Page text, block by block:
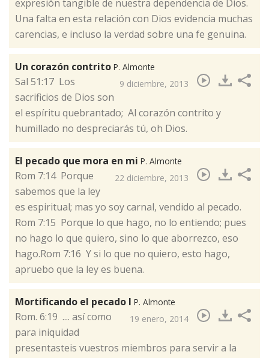
expresión tangible de nuestra dependencia de Dios.
Una falta en esta relación con Dios evidencia muchas
carencias, e incluso la verdad sobre una fe genuina.
Un corazón contrito P. Almonte
9 diciembre, 2013
​Sal 51:17 Los
sacrificios de Dios son
el espíritu quebrantado; Al corazón contrito y
humillado no despreciarás tú, oh Dios.
El pecado que mora en mi P. Almonte
22 diciembre, 2013
​Rom 7:14 Porque
sabemos que la ley
es espiritual; mas yo soy carnal, vendido al pecado.
Rom 7:15 Porque lo que hago, no lo entiendo; pues
no hago lo que quiero, sino lo que aborrezco, eso
hago.Rom 7:16 Y si lo que no quiero, esto hago,
apruebo que la ley es buena.
Mortificando el pecado I P. Almonte
19 enero, 2014
​Rom. 6:19 .... así como
para iniquidad
presentasteis vuestros miembros para servir a la